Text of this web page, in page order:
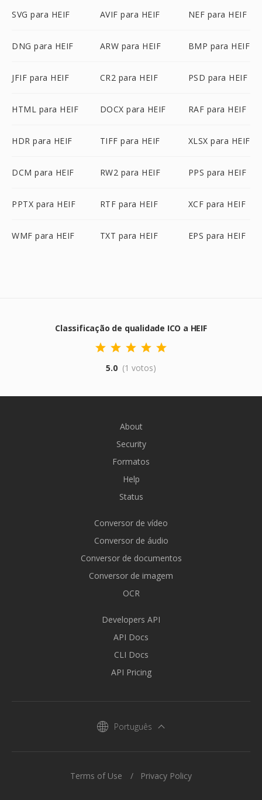
SVG para HEIF AVIF para HEIF NEF para HEIF
DNG para HEIF ARW para HEIF BMP para HEIF
JFIF para HEIF CR2 para HEIF PSD para HEIF
HTML para HEIF DOCX para HEIF RAF para HEIF
HDR para HEIF TIFF para HEIF XLSX para HEIF
DCM para HEIF RW2 para HEIF PPS para HEIF
PPTX para HEIF RTF para HEIF XCF para HEIF
WMF para HEIF TXT para HEIF EPS para HEIF
Classificação de qualidade ICO a HEIF
5.0 (1 votos)
About
Security
Formatos
Help
Status
Conversor de vídeo
Conversor de áudio
Conversor de documentos
Conversor de imagem
OCR
Developers API
API Docs
CLI Docs
API Pricing
Português
Terms of Use Privacy Policy